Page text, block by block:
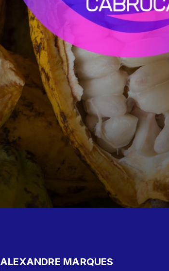
ALEXANDRE MARQUES